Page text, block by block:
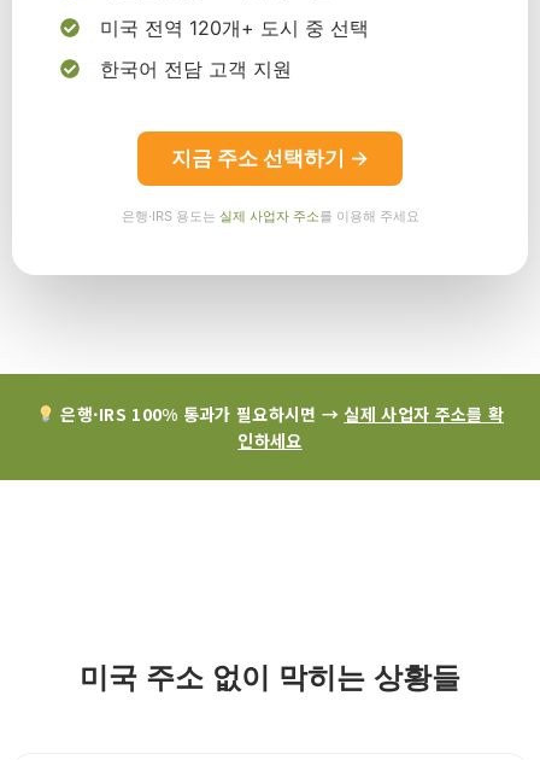
미국 전역 120개+ 도시 중 선택
한국어 전담 고객 지원
지금 주소 선택하기 →
은행·IRS 용도는 실제 사업자 주소를 이용해 주세요
은행·IRS 100% 통과가 필요하시면 → 실제 사업자 주소를 확
인하세요
미국 주소 없이 막히는 상황들